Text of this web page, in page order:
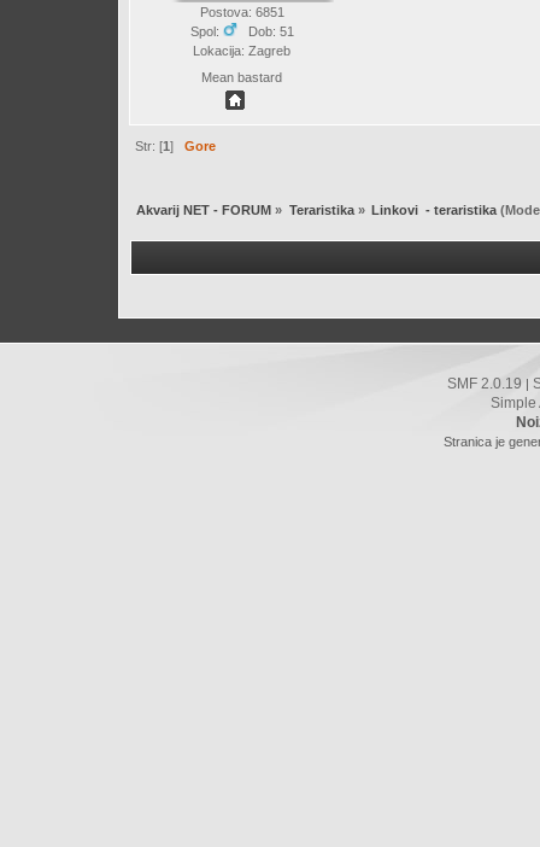
Postova: 6851
Spol:
Dob: 51
Lokacija: Zagreb
Mean bastard
Str: [1]Gore
Akvarij NET - FORUM » Teraristika» Linkovi  - teraristika
SMF 2.0.19 |
Simple
Stranica je